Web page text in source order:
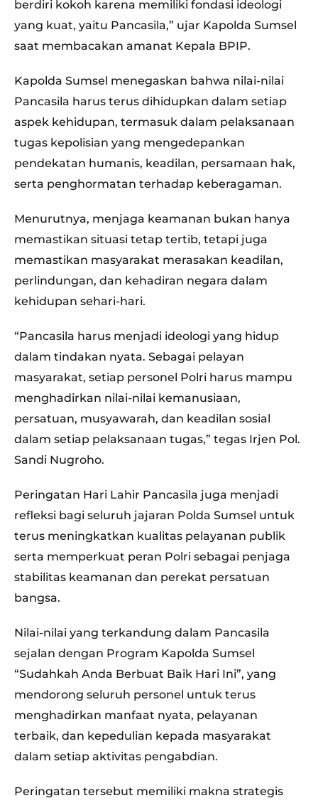
berdiri kokoh karena memiliki fondasi ideologi
yang kuat, yaitu Pancasila,” ujar Kapolda Sumsel
saat membacakan amanat Kepala BPIP.
Kapolda Sumsel menegaskan bahwa nilai-nilai
Pancasila harus terus dihidupkan dalam setiap
aspek kehidupan, termasuk dalam pelaksanaan
tugas kepolisian yang mengedepankan
pendekatan humanis, keadilan, persamaan hak,
serta penghormatan terhadap keberagaman.
Menurutnya, menjaga keamanan bukan hanya
memastikan situasi tetap tertib, tetapi juga
memastikan masyarakat merasakan keadilan,
perlindungan, dan kehadiran negara dalam
kehidupan sehari-hari.
“Pancasila harus menjadi ideologi yang hidup
dalam tindakan nyata. Sebagai pelayan
masyarakat, setiap personel Polri harus mampu
menghadirkan nilai-nilai kemanusiaan,
persatuan, musyawarah, dan keadilan sosial
dalam setiap pelaksanaan tugas,” tegas Irjen Pol.
Sandi Nugroho.
Peringatan Hari Lahir Pancasila juga menjadi
refleksi bagi seluruh jajaran Polda Sumsel untuk
terus meningkatkan kualitas pelayanan publik
serta memperkuat peran Polri sebagai penjaga
stabilitas keamanan dan perekat persatuan
bangsa.
Nilai-nilai yang terkandung dalam Pancasila
sejalan dengan Program Kapolda Sumsel
“Sudahkah Anda Berbuat Baik Hari Ini”, yang
mendorong seluruh personel untuk terus
menghadirkan manfaat nyata, pelayanan
terbaik, dan kepedulian kepada masyarakat
dalam setiap aktivitas pengabdian.
Peringatan tersebut memiliki makna strategis